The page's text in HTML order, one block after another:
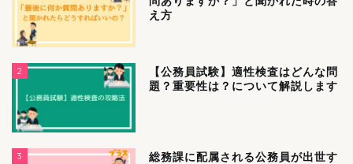
え方
2
【公務員試験】適性検査はどんな問
題？重要性は？について解説します
3
総務課に配属される公務員が出世す